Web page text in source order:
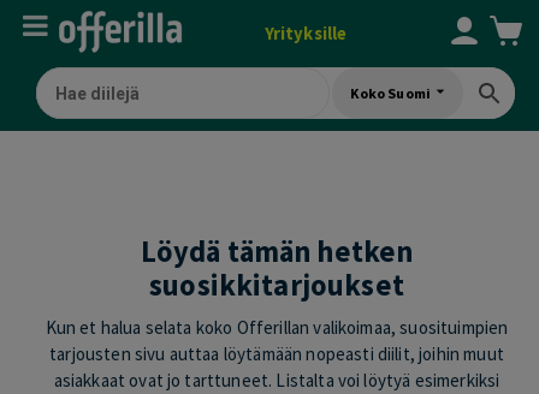
Yrityksille
Koko Suomi
Löydä tämän hetken
suosikkitarjoukset
Kun et halua selata koko Offerillan valikoimaa, suosituimpien
tarjousten sivu auttaa löytämään nopeasti diilit, joihin muut
asiakkaat ovat jo tarttuneet. Listalta voi löytyä esimerkiksi